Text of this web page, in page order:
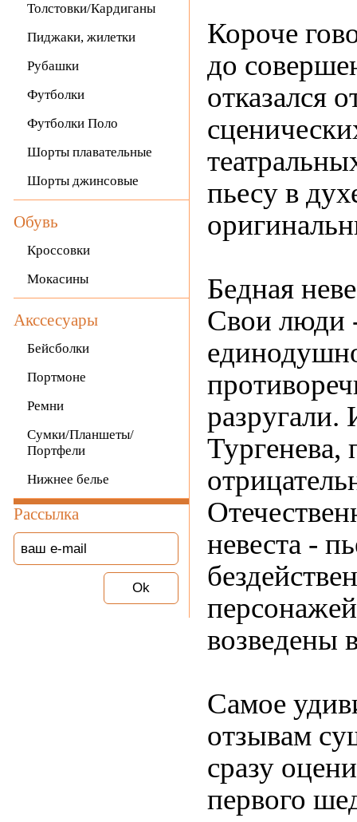
Толстовки/Кардиганы
Пиджаки, жилетки
Рубашки
Футболки
Футболки Поло
Шорты плавательные
Шорты джинсовые
Обувь
Кроссовки
Мокасины
Акссесуары
Бейсболки
Портмоне
Ремни
Сумки/Планшеты/
Портфели
Нижнее белье
Рассылка
Короче
до
отказался
пьесу в
Бедная
Свои люди -
разругали.
Тургенева,
невеста -
возведены
Самое
отзывам
сразу
первого